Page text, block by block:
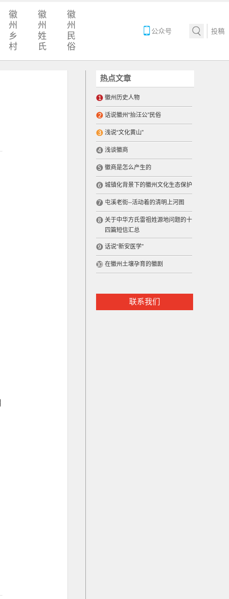
投稿
公众号
徽
州
乡
村
徽
州
姓
氏
徽
州
民
俗
热点文章
徽州历史人物
话说徽州“抬汪公”民俗
浅说“文化黄山”
浅谈徽商
徽商是怎么产生的
城镇化背景下的徽州文化生态保护
屯溪老街--活动着的清明上河图
关于中华方氏雷祖姓源地问题的十
四篇短信汇总
话说“新安医学”
在徽州土壤孕育的徽剧
联系我们